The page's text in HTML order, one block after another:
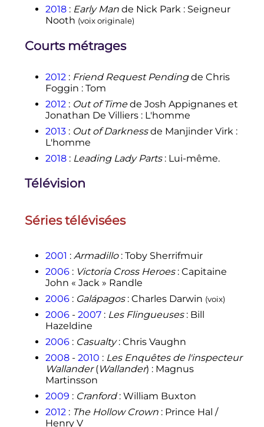
2018 : Early Mande Nick Park : Seigneur
Nooth (voix originale)
Courts métrages
2012 : Friend Request Pendingde Chris
Foggin : Tom
2012 : Out of Timede Josh Appignanes et
Jonathan De Villiers : L'homme
2013 : Out of Darknessde Manjinder Virk :
L'homme
2018 : Leading Lady Parts : Lui-même.
Télévision
Séries télévisées
2001 : Armadillo : Toby Sherrifmuir
2006 : Victoria Cross Heroes : Capitaine
John « Jack » Randle
2006 : Galápagos : Charles Darwin (voix)
2006- 2007 : Les Flingueuses : Bill
Hazeldine
2006 : Casualty : Chris Vaughn
2008- 2010 : Les Enquêtes de l'inspecteur
Wallander(Wallander) : Magnus
Martinsson
2009 : Cranford : William Buxton
2012 : The Hollow Crown : Prince Hal /
Henry V